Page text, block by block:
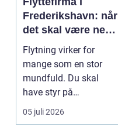
Frederikshavn: når
det skal være nemt
at komme videre
Flytning virker for
mange som en stor
mundfuld. Du skal
have styr på
nedpakning, tunge
l&oslas...
05 juli 2026